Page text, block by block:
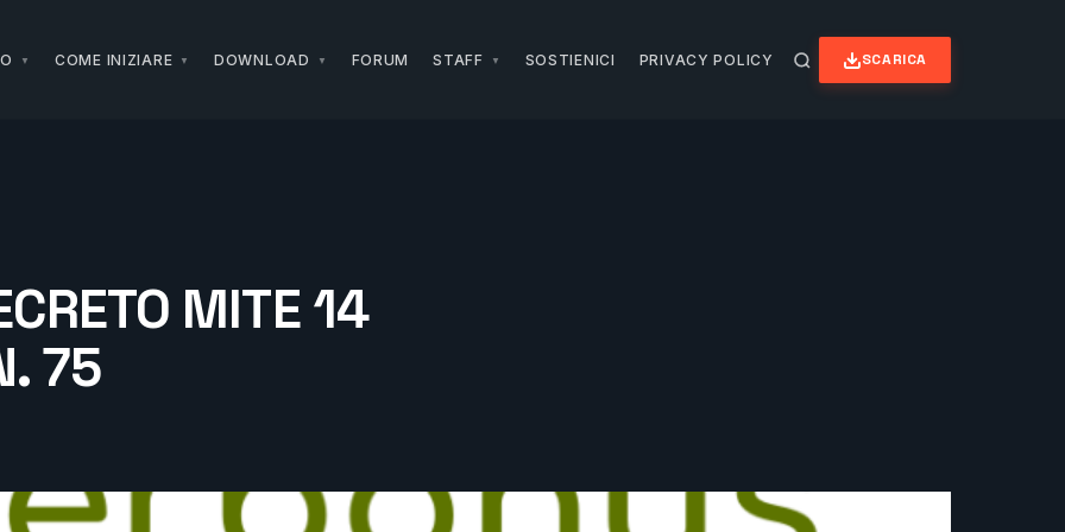
COME INIZIARE DOWNLOAD FORUM STAFF SOSTIENICI PRIVACY POLICY SCARICA
MITE 14
75